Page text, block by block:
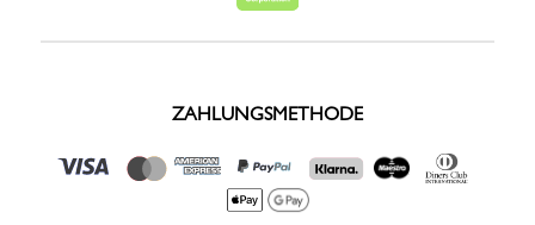
ZAHLUNGSMETHODE